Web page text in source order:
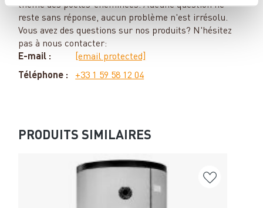
thème des poêles-cheminées. Aucune question ne
reste sans réponse, aucun problème n'est irrésolu.
Vous avez des questions sur nos produits? N'hésitez
pas à nous contacter:
E-mail :
[email protected]
Téléphone :
+33 1 59 58 12 04
PRODUITS SIMILAIRES